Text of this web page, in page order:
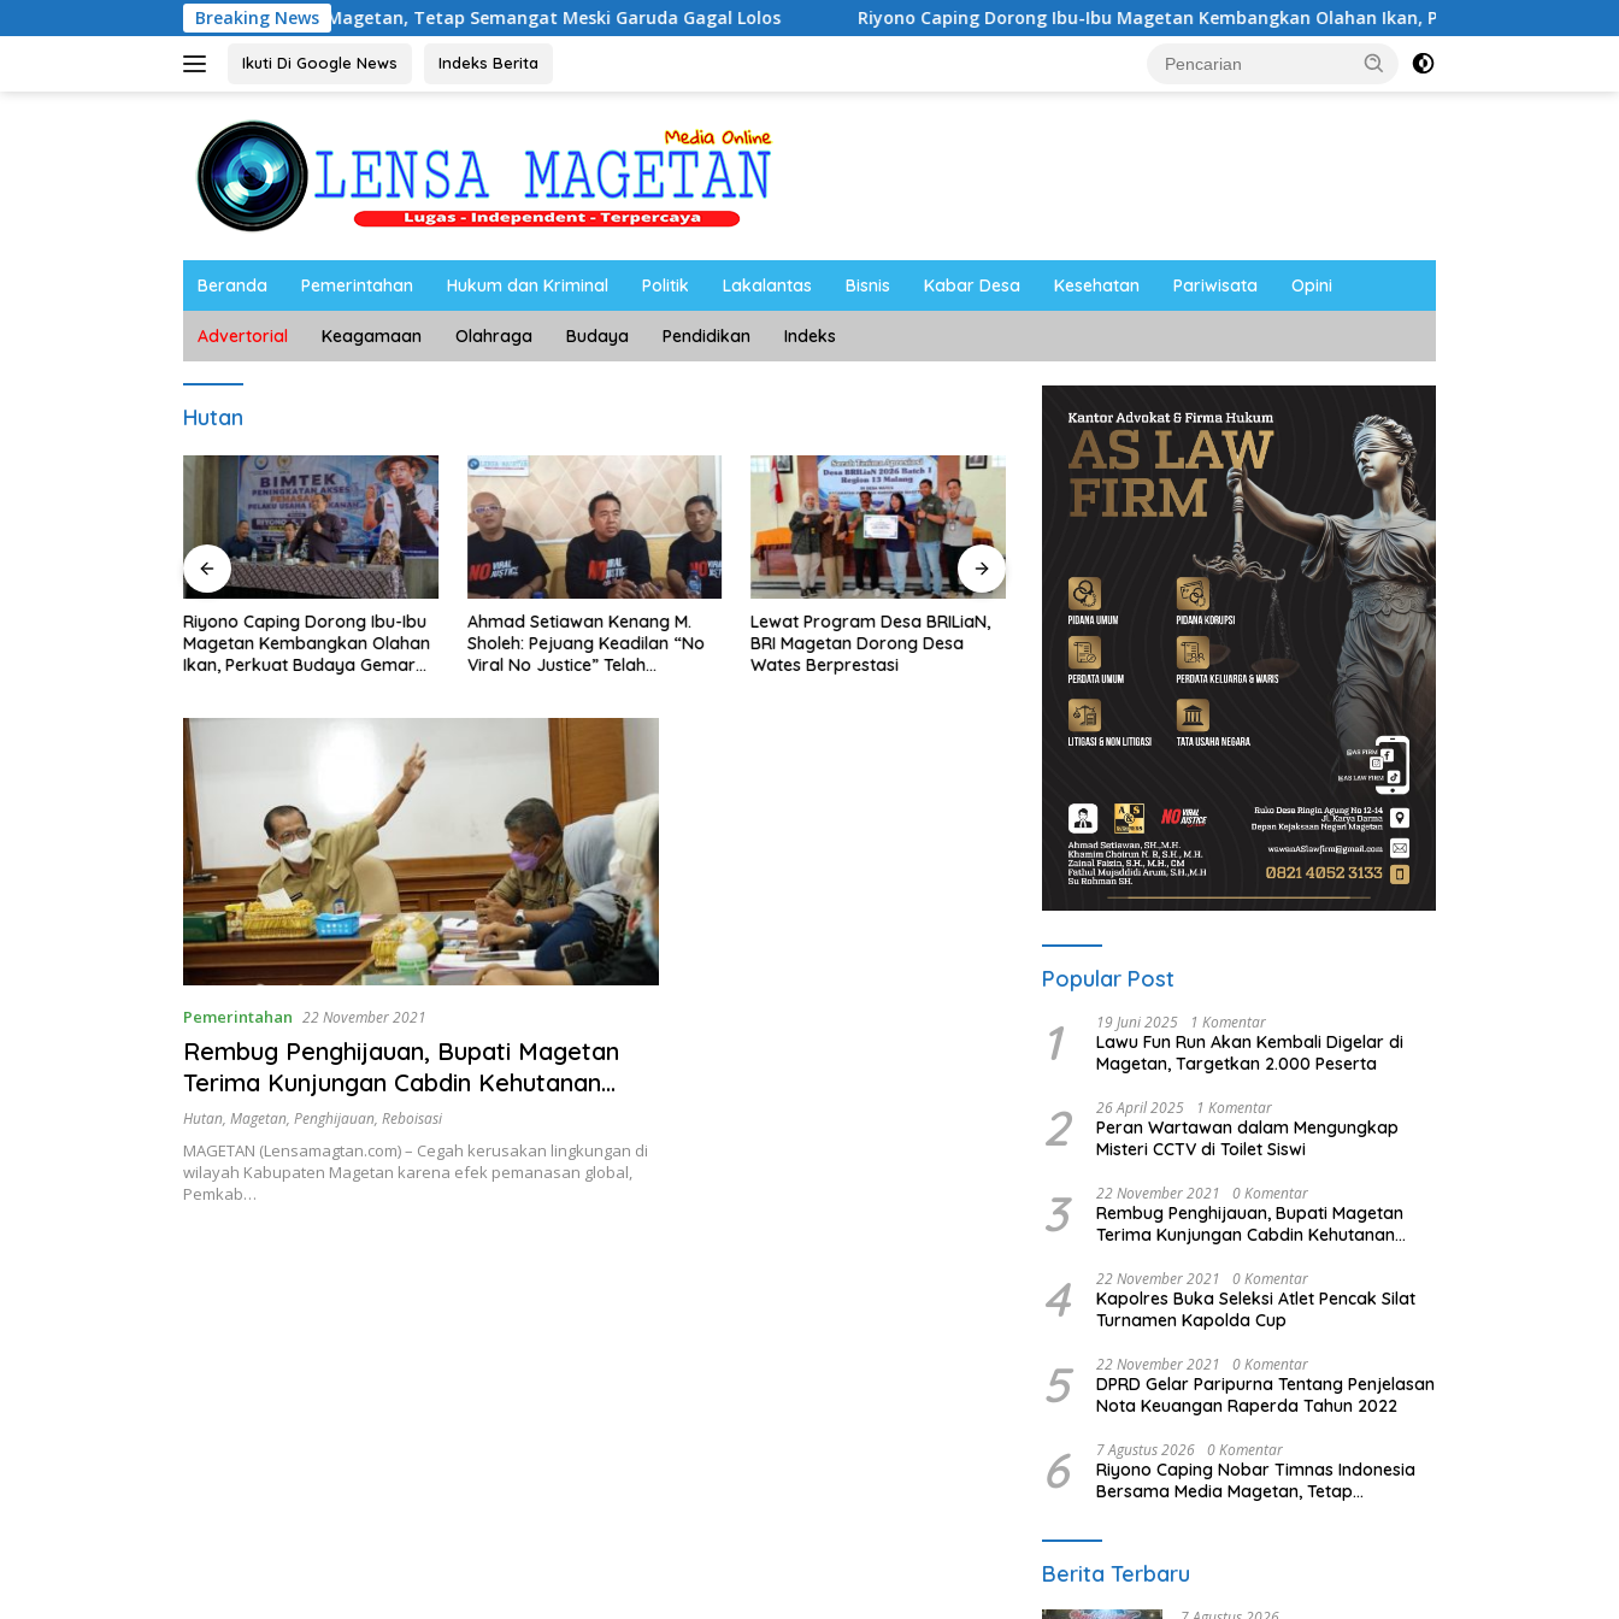
ke
Breaking News
Bersama Media Magetan, Tetap Semangat Meski Garuda Gagal Lolos Riyono Caping Dorong Ibu-Ibu Magetan Kembangkan Olahan Ikan, Perkuat Budaya Gemar Makan Ikan
Ikuti Di Google News Indeks Berita
Beranda Pemerintahan Hukum dan Kriminal Politik Lakalantas Bisnis Kabar Desa Kesehatan Pariwisata Opini
Advertorial Keagamaan Olahraga Budaya Pendidikan Indeks
Hutan
Caping Dorong Ibu-Ibu
Kembangkan Olahan
Perkuat Budaya Gemar
Ahmad Setiawan Kenang M.
Sholeh: Pejuang Keadilan “No
Viral No Justice” Telah
Lewat Program Desa BRILiaN,
BRI Magetan Dorong Desa
Wates Berprestasi
Noorbiyanto, S.H Nahkodai BPC
Peradin Magetan Periode
2026–2028, Siap Perkuat
UNESA Gelar ICAPSTURE 2026
di Magetan, Dorong Inovasi
untuk Masa Depan
Berkelanjutan
Ketua PWI Magetan: OKK
Penting untuk Mencetak
Wartawan Profesional,
Berintegritas dan
Pemerintahan 22 November 2021
Rembug Penghijauan, Bupati Magetan
Terima Kunjungan Cabdin Kehutanan
Jatim
Hutan, Magetan, Penghijauan, Reboisasi
MAGETAN (Lensamagtan.com) – Cegah kerusakan lingkungan di
wilayah Kabupaten Magetan karena efek pemanasan global,
Pemkab…
Popular Post
1 19 Juni 2025 1 Komentar
Lawu Fun Run Akan Kembali Digelar di
Magetan, Targetkan 2.000 Peserta
2 26 April 2025 1 Komentar
Peran Wartawan dalam Mengungkap
Misteri CCTV di Toilet Siswi
3 22 November 2021 0 Komentar
Rembug Penghijauan, Bupati Magetan
Terima Kunjungan Cabdin Kehutanan
4 22 November 2021 0 Komentar
Kapolres Buka Seleksi Atlet Pencak Silat
Turnamen Kapolda Cup
5 22 November 2021 0 Komentar
DPRD Gelar Paripurna Tentang Penjelasan
Nota Keuangan Raperda Tahun 2022
6 7 Agustus 2026 0 Komentar
Riyono Caping Nobar Timnas Indonesia
Bersama Media Magetan, Tetap
Berita Terbaru